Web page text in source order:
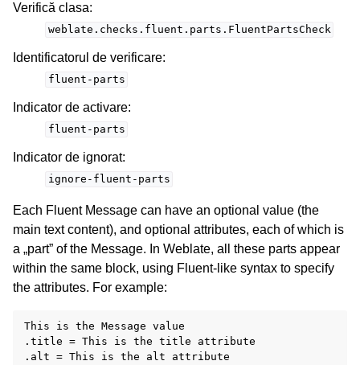
Verifică clasa:
weblate.checks.fluent.parts.FluentPartsCheck
Identificatorul de verificare:
fluent-parts
Indicator de activare:
fluent-parts
Indicator de ignorat:
ignore-fluent-parts
Each Fluent Message can have an optional value (the
main text content), and optional attributes, each of which is
a „part” of the Message. In Weblate, all these parts appear
within the same block, using Fluent-like syntax to specify
the attributes. For example:
This is the Message value
.title = This is the title attribute